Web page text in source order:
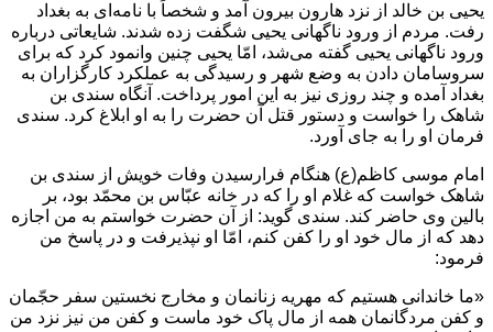
یحیی بن خالد از نزد هارون بیرون آمد و شخصاً با نامه‌ای به بغداد
رفت. مردم از ورود ناگهانی یحیی شگفت زده شدند. شایعاتی درباره
ورود ناگهانی یحیی گفته می‌شد، امّا یحیی چنین وانمود کرد که برای
سروسامان دادن به وضع شهر و رسیدگی به عملکرد کارگزاران به
بغداد آمده و چند روزی نیز به این امور پرداخت. آنگاه سندی بن
شاهک را خواست و دستور قتل آن حضرت را به او ابلاغ کرد. سندی
فرمان او را به جای آورد.
امام موسی کاظم(ع) هنگام فرارسیدن وفات خویش از سندی بن
شاهک خواست که غلام او را که در خانه عبّاس بن محمّد بود، بر
بالین وی حاضر کند. سندی گوید: از آن حضرت خواستم به من اجازه
دهد که از مال خود او را کفن کنم، امّا او نپذیرفت و در پاسخ من
فرمود:
«ما خاندانی هستیم که مهریه زنانمان و مخارج نخستین سفر حجّمان
و کفن مردگانمان همه از مال پاک خود ماست و کفن من نیز نزد من